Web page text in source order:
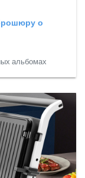
о
альбомах